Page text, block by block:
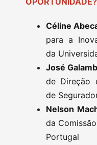
Céline
para a
da
José
de Direção
de
Nelson
da
Portugal